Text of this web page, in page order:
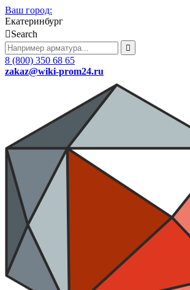
Ваш город:
Екатеринбург
Search
8 (800) 350 68 65
zakaz@wiki-prom24.ru